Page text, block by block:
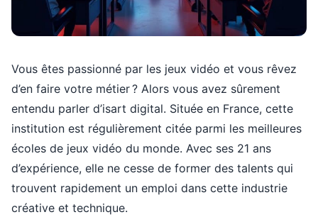
Vous êtes passionné par les jeux vidéo et vous rêvez
d’en faire votre métier ? Alors vous avez sûrement
entendu parler d’isart digital. Située en France, cette
institution est régulièrement citée parmi les meilleures
écoles de jeux vidéo du monde. Avec ses 21 ans
d’expérience, elle ne cesse de former des talents qui
trouvent rapidement un emploi dans cette industrie
créative et technique.